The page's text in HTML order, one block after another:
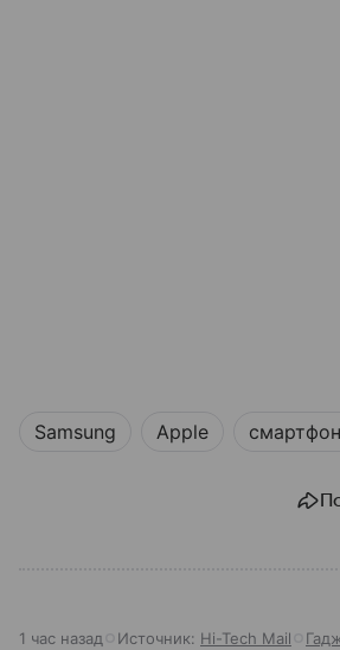
Samsung Apple
1 час назад Источник: Hi-Tech Mail